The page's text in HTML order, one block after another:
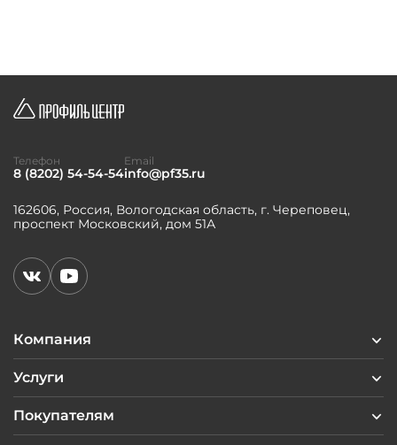
Компания
Услуги
Покупателям
162606, Россия, Вологодская область, г. Череповец,
проспект Московский, дом 51А
Телефон
8 (8202) 54-54-54
Email
info@pf35.ru